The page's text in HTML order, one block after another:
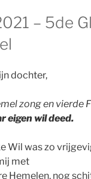
– 5de
dochter,
zong en vierde
eigen wil deed.
Wil was zo
met
Hemelen, nog